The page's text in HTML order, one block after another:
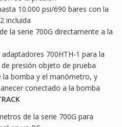
10.000 psi/690 bares con la
incluida
la serie 700G directamente a la
700HTH-1 para la
presión objeto de prueba
la bomba y el manómetro, y
conectado a la bomba
de la serie 700G para